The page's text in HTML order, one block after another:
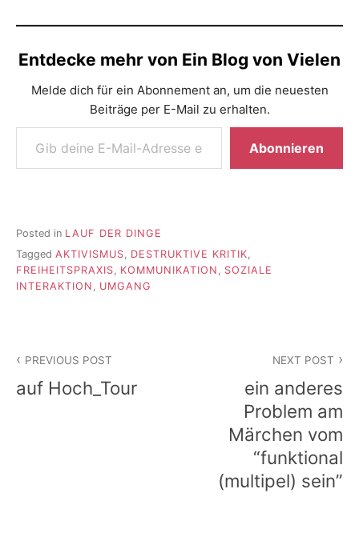
Entdecke mehr von Ein Blog von Vielen
Melde dich für ein Abonnement an, um die neuesten
Beiträge per E-Mail zu erhalten.
Gib deine E-Mail-Adresse ein ...
Abonnieren
Posted in LAUF DER DINGE
Tagged AKTIVISMUS, DESTRUKTIVE KRITIK,
FREIHEITSPRAXIS, KOMMUNIKATION , SOZIALE
INTERAKTION , UMGANG
PREVIOUS POST
auf Hoch_Tour
NEXT POST
ein anderes
Problem am
Märchen vom
“funktional
(multipel) sein”